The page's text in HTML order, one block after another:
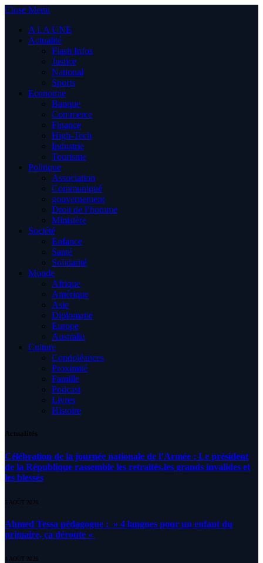
Close Menu
A LA UNE
Actualité
Flash Infos
Justice
National
Sports
Economie
Banque
Commerce
Finance
High-Tech
Industrie
Tourisme
Politique
Association
Communiqué
gouvernement
Droit de l’homme
Ministère
Société
Enfance
Santé
Solidarité
Monde
Afrique
Amérique
Asie
Diplomatie
Europe
Australia
Culture
Condoléances
Proximité
Famille
Podcast
Livres
Histoire
Actualités
Célébration de la journée nationale de l’Armée : Le président
de la République rassemble les retraités,les grands invalides et
les blessés
5 AOÛT 2026
Ahmed Tessa pédagogue : » 4 langues pour un enfant du
primaire, ça déroute «
4 AOÛT 2026